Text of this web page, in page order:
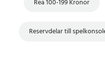
Rea 100-199 Kronor
Reservdelar till